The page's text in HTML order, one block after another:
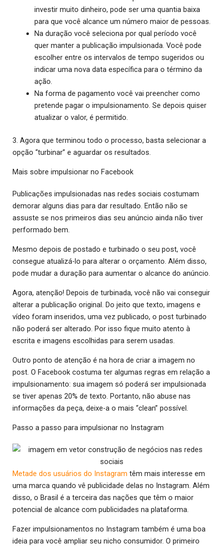
investir muito dinheiro, pode ser uma quantia baixa
para que você alcance um número maior de pessoas.
Na duração você seleciona por qual período você
quer manter a publicação impulsionada. Você pode
escolher entre os intervalos de tempo sugeridos ou
indicar uma nova data específica para o término da
ação.
Na forma de pagamento você vai preencher como
pretende pagar o impulsionamento. Se depois quiser
atualizar o valor, é permitido.
3. Agora que terminou todo o processo, basta selecionar a
opção “turbinar” e aguardar os resultados.
Mais sobre impulsionar no Facebook
Publicações impulsionadas nas redes sociais costumam
demorar alguns dias para dar resultado. Então não se
assuste se nos primeiros dias seu anúncio ainda não tiver
performado bem.
Mesmo depois de postado e turbinado o seu post, você
consegue atualizá-lo para alterar o orçamento. Além disso,
pode mudar a duração para aumentar o alcance do anúncio.
Agora, atenção! Depois de turbinada, você não vai conseguir
alterar a publicação original. Do jeito que texto, imagens e
vídeo foram inseridos, uma vez publicado, o post turbinado
não poderá ser alterado. Por isso fique muito atento à
escrita e imagens escolhidas para serem usadas.
Outro ponto de atenção é na hora de criar a imagem no
post. O Facebook costuma ter algumas regras em relação a
impulsionamento: sua imagem só poderá ser impulsionada
se tiver apenas 20% de texto. Portanto, não abuse nas
informações da peça, deixe-a o mais “clean” possível.
Passo a passo para impulsionar no Instagram
Metade dos usuários do Instagram têm mais interesse em
uma marca quando vê publicidade delas no Instagram. Além
disso, o Brasil é a terceira das nações que têm o maior
potencial de alcance com publicidades na plataforma.
Fazer impulsionamentos no Instagram também é uma boa
ideia para você ampliar seu nicho consumidor. O primeiro